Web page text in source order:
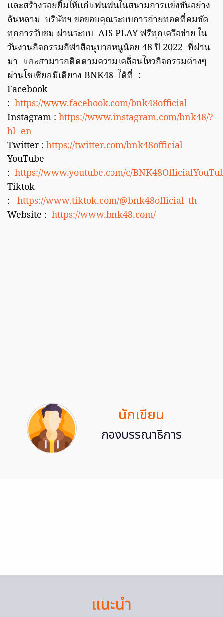
และสร้างรอยยิ้มให้แก่แฟนฟนในสนามการแข่งขันอย่าง
ล้นหลาม บริษัทฯ ขอขอบคุณระบบการถ่ายทอดที่คมชัด
ทุกการรับชม ผ่านระบบ AIS PLAY ฟรีทุกเครือข่าย ใน
วันงานกิจกรรมกีฬาสีอนุบาลหนูน้อย 48 ปี 2022 ที่ผ่าน
มา และสามารถติดตามความเคลื่อนไหวกิจกรรมต่างๆ
ผ่านโซเซียลมีเดียวง BNK48 ได้ที่ :
Facebook
: https://www.facebook.com/bnk48official
Instagram : https://www.instagram.com/bnk48/?
hl=en
Twitter : https://twitter.com/bnk48official
YouTube
: https://www.youtube.com/c/
Tiktok
: https://www.tiktok.com/@bnk48official_th
Website : https://www.bnk48.com/
นักเขียน
กองบรรณาธิการ
แนะนำ